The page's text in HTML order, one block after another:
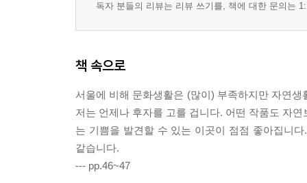
독자 분들의 리뷰는 리뷰 쓰기를, 책에 대한 문의는
책 속으로
서울에 비해 문화생활은 (많이) 부족하지만 자연
저는 언제나 후자를 고를 겁니다. 어떤 작품도 자
는 기쁨을 발견할 수 있는 이곳이 점점 좋아집니
같습니다.
--- pp.46~47